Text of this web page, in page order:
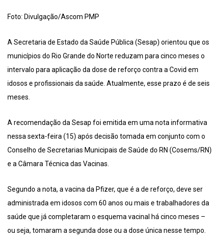
Foto: Divulgação/Ascom PMP
A Secretaria de Estado da Saúde Pública (Sesap) orientou que os
municípios do Rio Grande do Norte reduzam para cinco meses o
intervalo para aplicação da dose de reforço contra a Covid em
idosos e profissionais da saúde. Atualmente, esse prazo é de seis
meses.
A recomendação da Sesap foi emitida em uma nota informativa
nessa sexta-feira (15) após decisão tomada em conjunto com o
Conselho de Secretarias Municipais de Saúde do RN (Cosems/RN)
e a Câmara Técnica das Vacinas.
Segundo a nota, a vacina da Pfizer, que é a de reforço, deve ser
administrada em idosos com 60 anos ou mais e trabalhadores da
saúde que já completaram o esquema vacinal há cinco meses –
ou seja, tomaram a segunda dose ou a dose única nesse tempo.